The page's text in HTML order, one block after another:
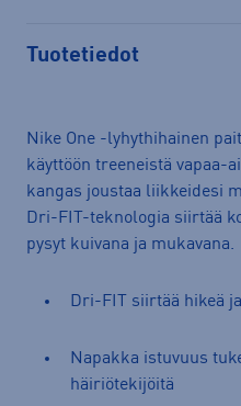
Tuotetiedot
Nike One -lyhythihainen
käyttöön treeneistä vapaa-
kangas joustaa liikkeidesi
Dri-FIT-teknologia siirtää
pysyt kuivana ja mukavana.
Dri-FIT siirtää hikeä
Napakka istuvuus
häiriötekijöitä